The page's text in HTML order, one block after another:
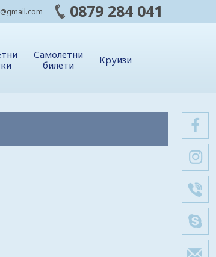
0879 284 041
Самолетни
билети
Круизи